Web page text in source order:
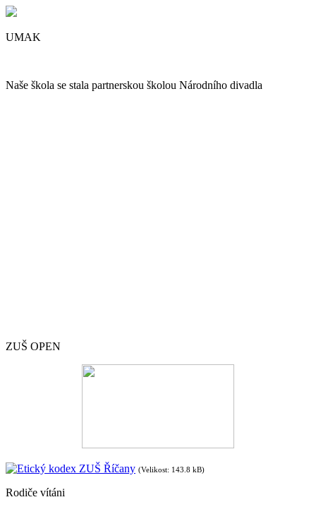
UMAK
Naše škola se stala partnerskou školou Národního divadla
ZUŠ OPEN
Etický kodex ZUŠ Říčany (Velikost: 143.8 kB)
Rodiče vítáni